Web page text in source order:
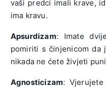
vaši predci imali krave,
ima kravu.
Apsurdizam: Imate
pomiriti s činjenicom da
nikada ne ćete živjeti
Agnosticizam: